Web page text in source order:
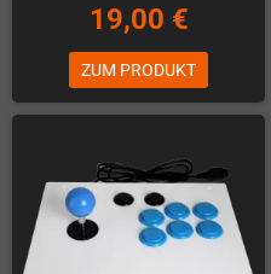
19,00 €
ZUM PRODUKT